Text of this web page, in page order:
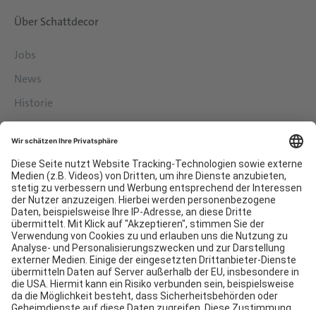
Über Schattdecor
Jobs
News
Historie
Services
Downloads
Kontakt
EDI